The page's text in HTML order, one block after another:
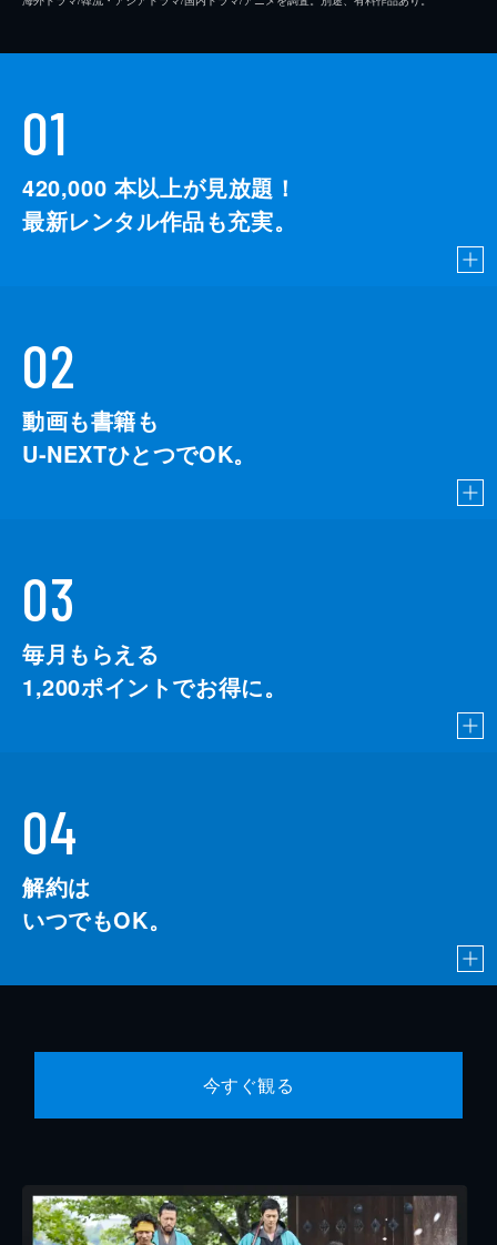
01
420,000 本以上が見放題！
最新レンタル作品も充実。
02
動画も書籍も
U-NEXTひとつでOK。
03
毎月もらえる
1,200ポイントでお得に。
04
解約は
いつでもOK。
今すぐ観る